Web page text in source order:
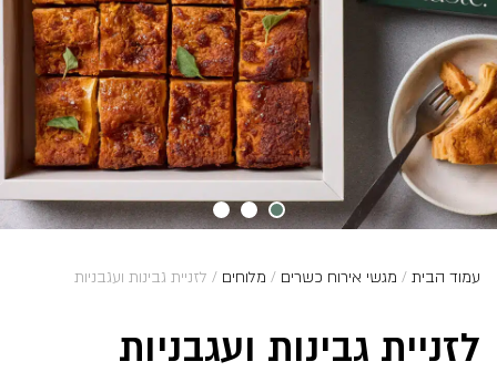
עמוד הבית / מגשי אירוח כשרים / מלוחים / לזניית גבינות ועגבניות
לזניית גבינות ועגבניות